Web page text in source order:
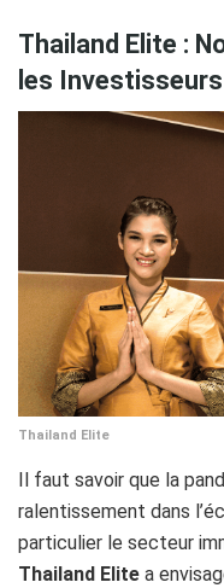
Thailand Elite :
les
Thailand Elite
Il faut savoir que la
ralentissement dans
particulier le secteur
Thailand Elite a